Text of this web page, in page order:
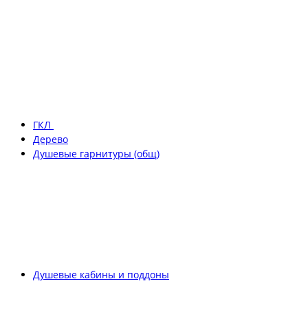
ГКЛ
Дерево
Душевые гарнитуры (общ)
Душевые кабины и поддоны